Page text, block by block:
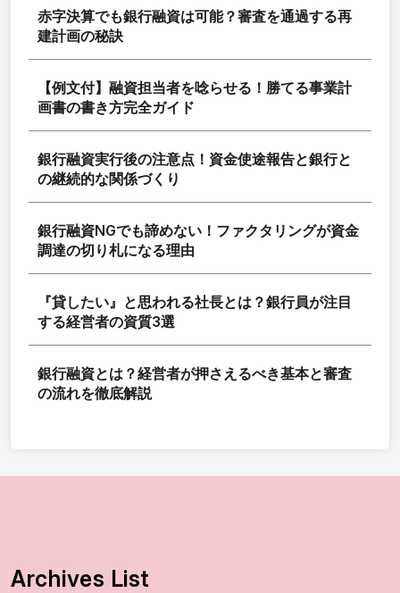
赤字決算でも銀行融資は可能？審査を通過する再
建計画の秘訣
【例文付】融資担当者を唸らせる！勝てる事業計
画書の書き方完全ガイド
銀行融資実行後の注意点！資金使途報告と銀行と
の継続的な関係づくり
銀行融資NGでも諦めない！ファクタリングが資金
調達の切り札になる理由
『貸したい』と思われる社長とは？銀行員が注目
する経営者の資質3選
銀行融資とは？経営者が押さえるべき基本と審査
の流れを徹底解説
Archives List